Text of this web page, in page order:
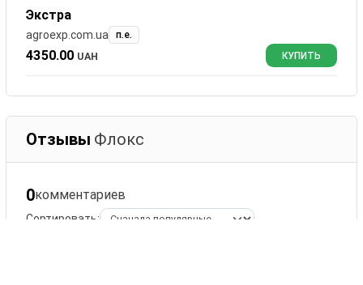
Экстра
agroexp.com.ua п.е.
4350.00 UAH КУПИТЬ
Отзывы Флокс
0комментариев
Сортировать: